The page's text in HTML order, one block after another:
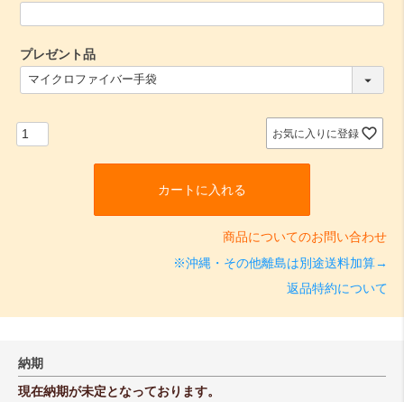
プレゼント品
(
必
お気に入りに登録
カートに入れる
商品についてのお問い合わせ
※沖縄・その他離島は別途送料加算→
返品特約について
納期
現在納期が未定となっております。